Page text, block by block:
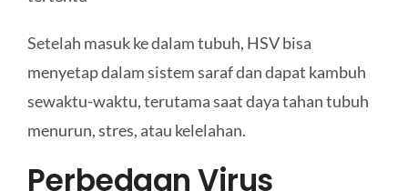
Setelah masuk ke dalam tubuh, HSV bisa
menyetap dalam sistem saraf dan dapat kambuh
sewaktu-waktu, terutama saat daya tahan tubuh
menurun, stres, atau kelelahan.
Perbedaan Virus